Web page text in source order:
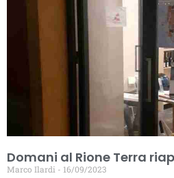
Domani al Rione Terra
Marco Ilardi 16/09/2023